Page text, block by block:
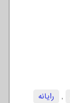
,
رایانه